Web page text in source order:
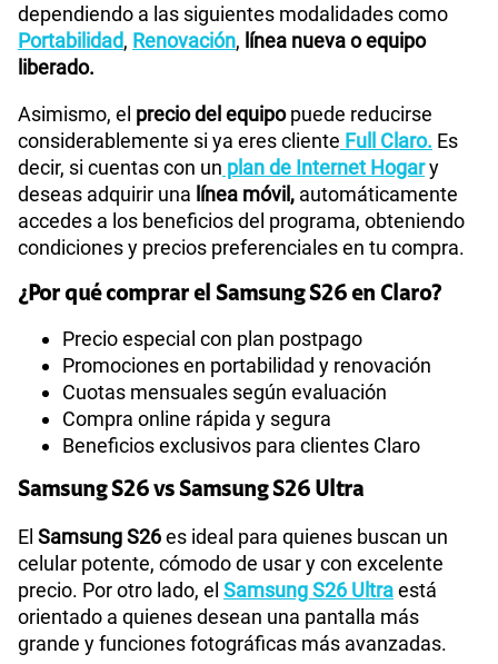
dependiendo a las siguientes modalidades como
Portabilidad, Renovación, línea nueva o equipo
liberado.
Asimismo, el precio del equipopuede reducirse
considerablemente si ya eres cliente Full Claro. Es
decir, si cuentas con un plan de Internet Hogary
deseas adquirir una línea móvil, automáticamente
accedes a los beneficios del programa, obteniendo
condiciones y precios preferenciales en tu compra.
¿Por qué comprar el Samsung S26 en Claro?
Precio especial con plan postpago
Promociones en portabilidad y renovación
Cuotas mensuales según evaluación
Compra online rápida y segura
Beneficios exclusivos para clientes Claro
Samsung S26 vs Samsung S26 Ultra
El Samsung S26es ideal para quienes buscan un
celular potente, cómodo de usar y con excelente
precio. Por otro lado, el Samsung S26 Ultraestá
orientado a quienes desean una pantalla más
grande y funciones fotográficas más avanzadas.